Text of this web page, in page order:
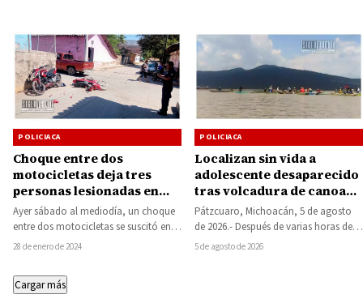
POLICIACA
Choque entre dos
motocicletas deja tres
personas lesionadas en
Huetamo, la falta de
precaución la causa
Ayer sábado al mediodía, un choque
entre dos motocicletas se suscitó en la
calle Venustiano Carranza, justo en…
28 de enero de 2024
POLICIACA
Localizan sin vida a
adolescente desaparecido
tras volcadura de canoa
en el Lago de Pátzcuaro
Pátzcuaro, Michoacán, 5 de agosto
de 2026.- Después de varias horas de
búsqueda, cuerpos de rescate
5 de agosto de 2026
Cargar más